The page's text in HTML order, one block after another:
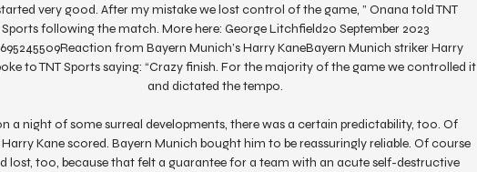
very good. After my mistake we lost control of the game, ” Onana told TNT
Sports following the match. More here: George Litchfield20 September 2023
from Bayern Munich’s Harry KaneBayern Munich striker Harry
to TNT Sports saying: “Crazy finish. For the majority of the game we controlled it
and dictated the tempo.
a night of some surreal developments, there was a certain predictability, too. Of
Kane scored. Bayern Munich bought him to be reassuringly reliable. Of course
lost, too, because that felt a guarantee for a team with an acute self-destructive